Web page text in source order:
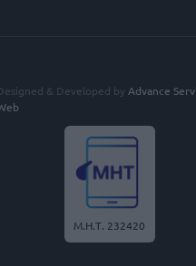
& Developed by Advance
Μ.Η.Τ. 232420